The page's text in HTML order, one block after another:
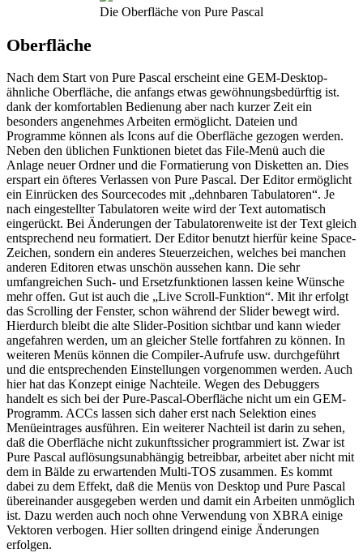
Die Oberfläche von Pure Pascal
Oberfläche
Nach dem Start von Pure Pascal erscheint eine GEM-Desktop-
ähnliche Oberfläche, die anfangs etwas gewöhnungsbedürftig ist.
dank der komfortablen Bedienung aber nach kurzer Zeit ein
besonders angenehmes Arbeiten ermöglicht. Dateien und
Programme können als Icons auf die Oberfläche gezogen werden.
Neben den üblichen Funktionen bietet das File-Menü auch die
Anlage neuer Ordner und die Formatierung von Disketten an. Dies
erspart ein öfteres Verlassen von Pure Pascal. Der Editor ermöglicht
ein Einrücken des Sourcecodes mit „dehnbaren Tabulatoren“. Je
nach eingestellter Tabulatoren weite wird der Text automatisch
eingerückt. Bei Änderungen der Tabulatorenweite ist der Text gleich
entsprechend neu formatiert. Der Editor benutzt hierfür keine Space-
Zeichen, sondern ein anderes Steuerzeichen, welches bei manchen
anderen Editoren etwas unschön aussehen kann. Die sehr
umfangreichen Such- und Ersetzfunktionen lassen keine Wünsche
mehr offen. Gut ist auch die „Live Scroll-Funktion“. Mit ihr erfolgt
das Scrolling der Fenster, schon während der Slider bewegt wird.
Hierdurch bleibt die alte Slider-Position sichtbar und kann wieder
angefahren werden, um an gleicher Stelle fortfahren zu können. In
weiteren Menüs können die Compiler-Aufrufe usw. durchgeführt
und die entsprechenden Einstellungen vorgenommen werden. Auch
hier hat das Konzept einige Nachteile. Wegen des Debuggers
handelt es sich bei der Pure-Pascal-Oberfläche nicht um ein GEM-
Programm. ACCs lassen sich daher erst nach Selektion eines
Menüeintrages ausführen. Ein weiterer Nachteil ist darin zu sehen,
daß die Oberfläche nicht zukunftssicher programmiert ist. Zwar ist
Pure Pascal auflösungsunabhängig betreibbar, arbeitet aber nicht mit
dem in Bälde zu erwartenden Multi-TOS zusammen. Es kommt
dabei zu dem Effekt, daß die Menüs von Desktop und Pure Pascal
übereinander ausgegeben werden und damit ein Arbeiten unmöglich
ist. Dazu werden auch noch ohne Verwendung von XBRA einige
Vektoren verbogen. Hier sollten dringend einige Änderungen
erfolgen.